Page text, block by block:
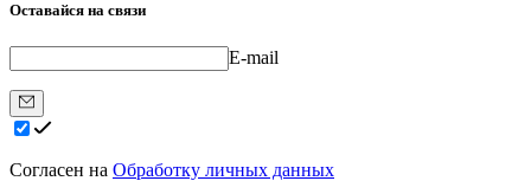
Оставайся на связи
E-mail
Согласен на Обработку личных данных